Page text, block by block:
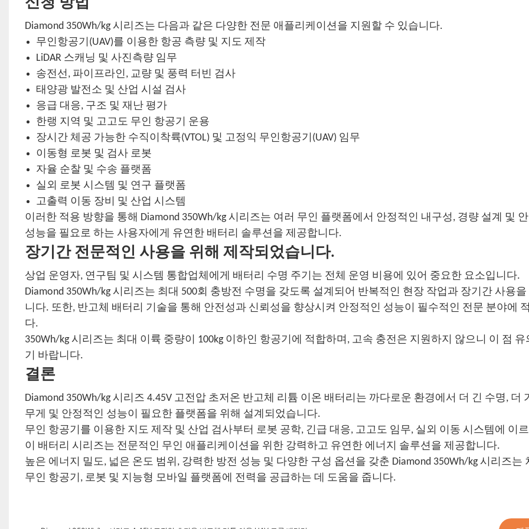
Diamond 350Wh/kg 시리즈는 다음과 같은 다양한 전문 애플리케이션을 지원할 수 있습니다.
무인항공기(UAV)를 이용한 항공 측량 및 지도 제작
LiDAR 스캐닝 및 사진측량 임무
송전선, 파이프라인, 교량 및 풍력 터빈 검사
태양광 발전소 및 산업 시설 검사
응급 대응, 구조 및 재난 평가
한랭 지역 및 고고도 무인 항공기 운용
장시간 체공 가능한 수직이착륙(VTOL) 및 고정익 무인항공기(UAV) 임무
이동형 로봇 및 검사 로봇
자율 순찰 및 수송 플랫폼
실외 로봇 시스템 및 연구 플랫폼
고출력 이동 장비 및 산업 시스템
이러한 적용 방향을 통해 Diamond 350Wh/kg 시리즈는 여러 무인 플랫폼에서 안정적인 내구성, 경량 설계 및
성능을 필요로 하는 사용자에게 유연한 배터리 솔루션을 제공합니다.
장기간 전문적인 사용을 위해 제작되었습니다.
상업 운영자, 연구팀 및 시스템 통합업체에게 배터리 수명 주기는 전체 운영 비용에 있어 중요한 요소입니다.
Diamond 350Wh/kg 시리즈는 최대 500회 충방전 수명을 갖도록 설계되어 반복적인 현장 작업과 장기간 사용
니다. 또한, 반고체 배터리 기술을 통해 안전성과 신뢰성을 향상시켜 안정적인 성능이 필수적인 전문 분야에
다.
350Wh/kg 시리즈는 최대 이륙 중량이 100kg 이하인 항공기에 적합하며, 고속 충전은 지원하지 않으니 이 점 유
기 바랍니다.
결론
Diamond 350Wh/kg 시리즈 4.45V 고전압 초저온 반고체 리튬 이온 배터리는 까다로운 환경에서 더 긴 수명, 더
무게 및 안정적인 성능이 필요한 플랫폼을 위해 설계되었습니다.
무인 항공기를 이용한 지도 제작 및 산업 검사부터 로봇 공학, 긴급 대응, 고고도 임무, 실외 이동 시스템에 이
이 배터리 시리즈는 전문적인 무인 애플리케이션을 위한 강력하고 유연한 에너지 솔루션을 제공합니다.
높은 에너지 밀도, 넓은 온도 범위, 강력한 방전 성능 및 다양한 구성 옵션을 갖춘 Diamond 350Wh/kg 시리즈는
무인 항공기, 로봇 및 지능형 모바일 플랫폼에 전력을 공급하는 데 도움을 줍니다.